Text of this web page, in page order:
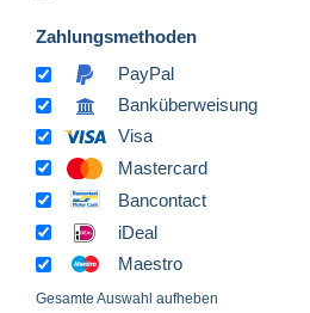
Zahlungsmethoden
PayPal
Banküberweisung
Visa
Mastercard
Bancontact
iDeal
Maestro
Gesamte Auswahl aufheben